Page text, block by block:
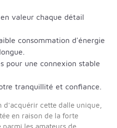
valeur chaque détail
consommation d'énergie
pour une connexion stable
tranquillité et confiance.
d'acquérir cette dalle unique,
en raison de la forte
parmi les amateurs de